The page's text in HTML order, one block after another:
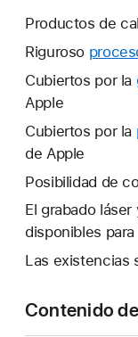
Productos de
Riguroso
Cubiertos por la
Apple
Cubiertos por la
de Apple
Posibilidad de
El grabado
disponibles
Las existencias
Contenido